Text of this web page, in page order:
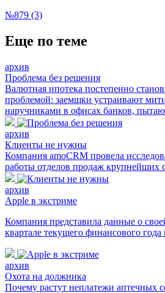
№879 (3)
Еще по теме
архив
Проблема без решения
Валютная ипотека постепенно
проблемой: заемщки устраивают
наручниками в офисах банков,
архив
Клиенты не нужны
Компания amoCRM провела
работы отделов продаж крупнейших
архив
Apple в экстриме
Компания представила данные о
квартале текущего финансового
архив
Охота на должника
Почему растут неплатежи аптечных